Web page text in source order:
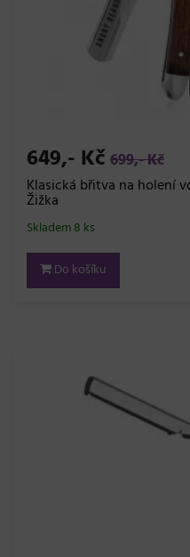
649,- Kč 699,- Kč
Klasická břitva na holení
Žižka
Skladem 8 ks
Do košíku